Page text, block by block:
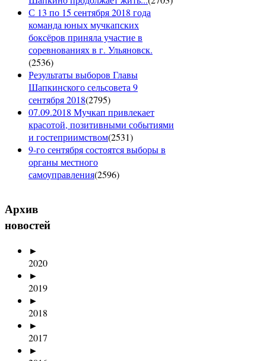
С 13 по 15 сентября 2018 года
команда юных мучкапских
боксёров приняла участие в
соревнованиях в г. Ульяновск.
(2536)
Результаты выборов Главы
Шапкинского сельсовета 9
сентября 2018(2795)
07.09.2018 Мучкап привлекает
красотой, позитивными событиями
и гостеприимством(2531)
9-го сентября состоятся выборы в
органы местного
самоуправления(2596)
Архив
новостей
►
2020
►
2019
►
2018
►
2017
►